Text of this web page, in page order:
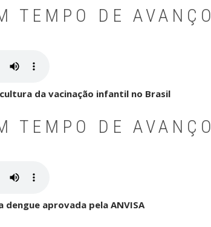
TEMPO DE AVANÇO
da vacinação infantil no Brasil
TEMPO DE AVANÇO
dengue aprovada pela ANVISA